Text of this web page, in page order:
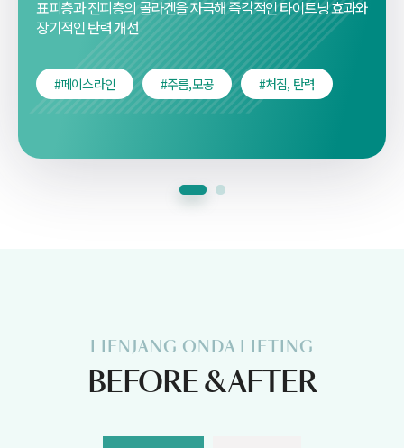
표피층과 진피층의 콜라겐을 자극해즉각적인 타이트닝 효과와
장기적인 탄력 개선
#페이스라인 #주름,모공 #처짐, 탄력
LIENJANG ONDA LIFTING
BEFORE & AFTER